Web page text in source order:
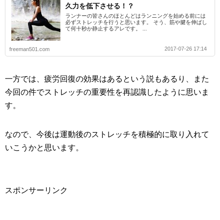
久力を低下させる！？
ランナーの皆さんのほとんどはランニングを始める前には
必ずストレッチを行うと思います。 そう、筋や腱を伸ばし
て何十秒か静止するアレです。 ...
freeman501.com 2017-07-26 17:14
一方では、疲労回復の効果はあるという説もあるり、また
今回の件でストレッチの重要性を再認識したように思いま
す。
なので、今後は運動後のストレッチを積極的に取り入れて
いこうかと思います。
スポンサーリンク